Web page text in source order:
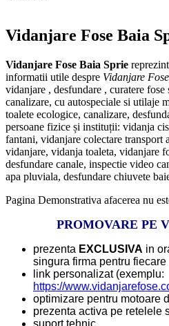
Vidanjare Fose Baia
Vidanjare Fose Baia Sprie
informatii utile despre Vidanjare
vidanjare , desfundare , curatere
canalizare, cu autospeciale si utilaje
toalete ecologice, canalizare,
persoane fizice și instituții: vidanja
fantani, vidanjare colectare transport
vidanjare, vidanja toaleta, vidanjare
desfundare canale, inspectie video
apa pluviala, desfundare chiuvete
Pagina Demonstrativa afacerea nu
PROMOVARE PE
prezenta EXCLUSIVA in
singura firma pentru
link personalizat (exemplu:
https://
optimizare pentru motoare
prezenta activa pe retelele
suport tehnic